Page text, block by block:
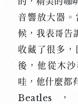
音響放大器
候，我表哥告
收藏了很多
後，他從木
哇，他什麼都
Beatles